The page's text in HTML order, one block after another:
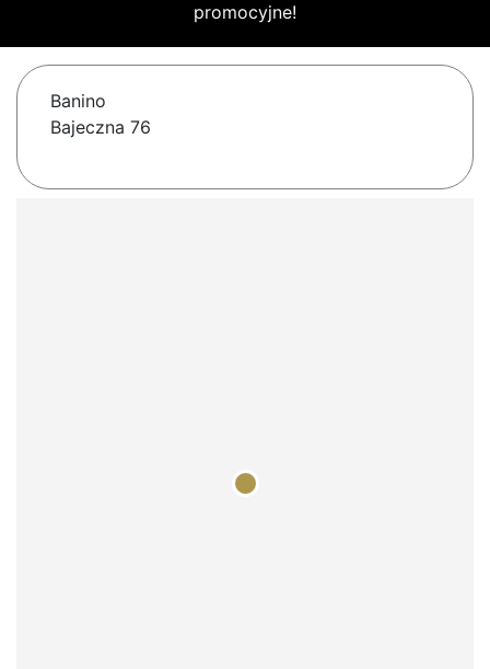
promocyjne!
Banino
Bajeczna 76